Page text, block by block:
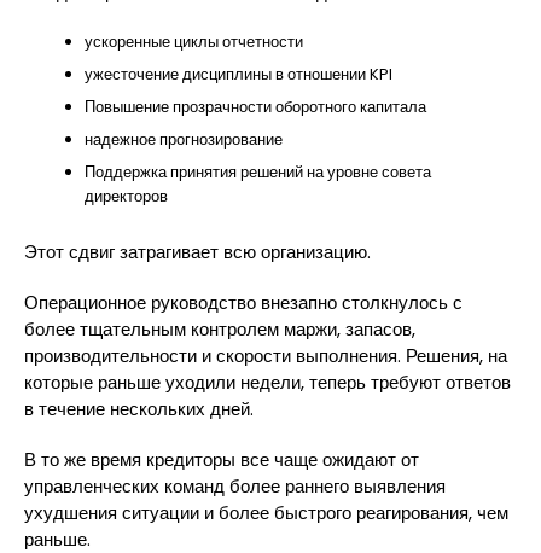
ускоренные циклы отчетности
ужесточение дисциплины в отношении KPI
Повышение прозрачности оборотного капитала
надежное прогнозирование
Поддержка принятия решений на уровне совета
директоров
Этот сдвиг затрагивает всю организацию.
Операционное руководство внезапно столкнулось с
более тщательным контролем маржи, запасов,
производительности и скорости выполнения. Решения, на
которые раньше уходили недели, теперь требуют ответов
в течение нескольких дней.
В то же время кредиторы все чаще ожидают от
управленческих команд более раннего выявления
ухудшения ситуации и более быстрого реагирования, чем
раньше.